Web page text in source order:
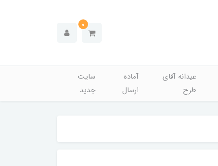
0
عیدانه آقای
طرح
آماده
ارسال
سایت
جدید